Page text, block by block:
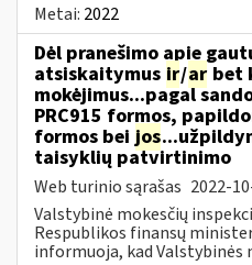
Metai: 2022
Dėl pranešimo apie
atsiskaitymus ir/ar bet
mokėjimus...pagal
PRC915 formos,
formos bei jos
taisyklių patvirtinimo
Web turinio sąrašas 2022-
Valstybinė mokesčių
Respublikos finansų
informuoja, kad Valstybinės